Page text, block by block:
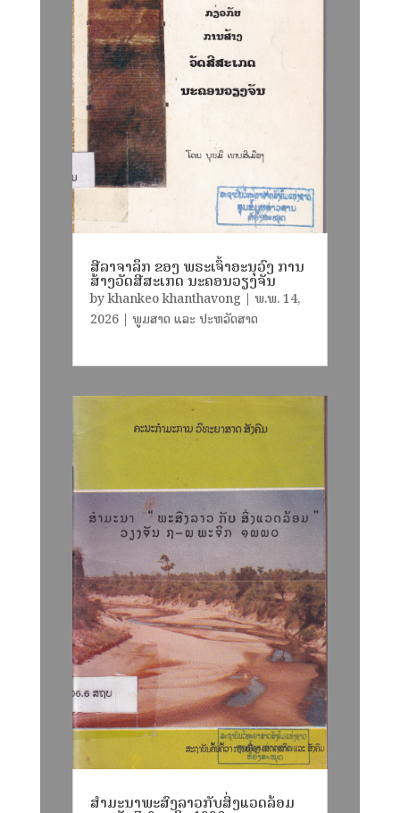
ສີລາຈາລຶກ ຂອງ ພຣະເຈົ້າອະນຸວົງ ການ
ສ້າງວັດສີສະເກດ ນະຄອນວຽງຈັນ
bykhankeo khanthavong | ພ.ພ. 14,
2026| ພູມສາດ ແລະ ປະຫວັດສາດ
ສໍາມະນາພະສົງລາວກັບສິ່ງແວດລ້ອມ